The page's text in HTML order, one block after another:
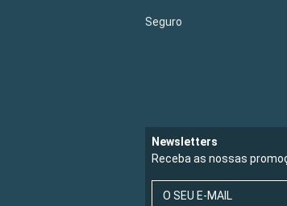
Seguro
Newsletters
Receba as nossas
O SEU E-MAIL